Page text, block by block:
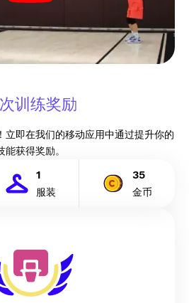
训练奖励
立即在我们的移动应用中通过提升你的
能获得奖励。
1
服装
35
金币